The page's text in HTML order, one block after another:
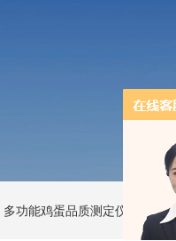
多功能鸡蛋品质测定仪 精子活